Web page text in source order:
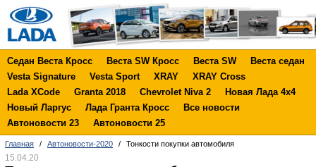
Седан Веста Кросс Веста SW Кросс Веста SW
Веста седан
Vesta Signature
Vesta Sport XRAY
XRAY Cross
Lada XCode
Granta 2018 Chevrolet Niva 2
Новая Лада 4х4
Новый Ларгус
Лада Гранта Кросс
Все новости
Автоновости 23
Автоновости 25
Главная / Автоновости-2020 / Тонкости покупки автомобиля
15.04.20